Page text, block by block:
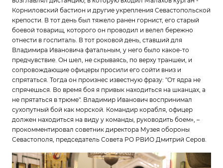
Корниловский бастион и другие укрепления Севастопольской
крепости. В тот день был тяжело ранен горнист, его старый
боевой товарищ, которого он проводил и велел бережно
отнести в госпиталь. В тот роковой день, ставший для
Владимира Ивановича фатальным, у него было какое-то
предчувствие. Он шел, не скрываясь, по верху траншеи, и
сопровождающие офицеры просили его сойти вниз и
спрятаться. Тогда он произнес известную фразу: "От ядра не
спрячешься. Во время боя я привык находиться на шканцах, а
не прятаться в трюме". Владимир Иванович воспринимал
сухопутный бой как морской. Командир корабля, офицер
должен находиться на виду у команды, руководить боем», –
прокомментировал советник директора Музея обороны
Севастополя, председатель Совета РО РВИО Дмитрий Серов.